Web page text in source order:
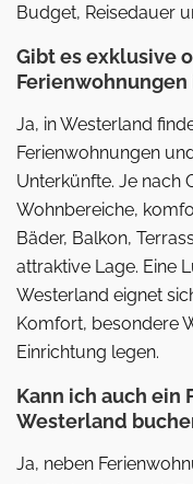
Budget, Reisedauer
Gibt es exklusive
Ja, in Westerland
Ferienwohnungen
Unterkünfte. Je nach
Wohnbereiche,
Bäder, Balkon,
attraktive Lage. Eine
Westerland eignet
Komfort, besondere
Einrichtung legen.
Kann ich auch ein
Westerland
Ja, neben